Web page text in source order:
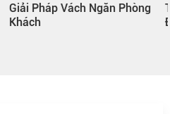
Thi công nội thất Nhơn Trạch
Đồng Nai trọn gói